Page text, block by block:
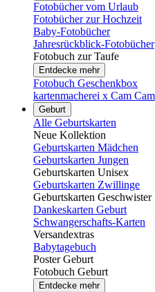
Fotobücher vom Urlaub
Fotobücher zur Hochzeit
Baby-Fotobücher
Jahresrückblick-Fotobücher
Fotobuch zur Taufe
Entdecke mehr
Fotobuch Geschenkbox
kartenmacherei x Cam
Geburt
Alle Geburtskarten
Neue Kollektion
Geburtskarten Mädchen
Geburtskarten Jungen
Geburtskarten Unisex
Geburtskarten Zwillinge
Geburtskarten Geschwister
Dankeskarten Geburt
Schwangerschafts-Karten
Versandextras
Babytagebuch
Poster Geburt
Fotobuch Geburt
Entdecke mehr